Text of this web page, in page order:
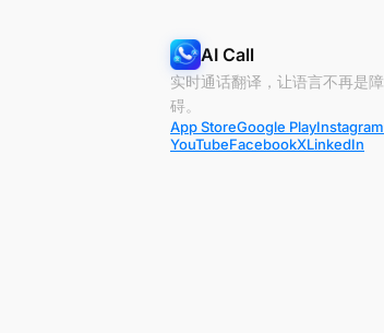
AI Call
实时通话翻译，让语言不再是障
碍。
App StoreGoogle PlayInstagram
YouTubeFacebookXLinkedIn